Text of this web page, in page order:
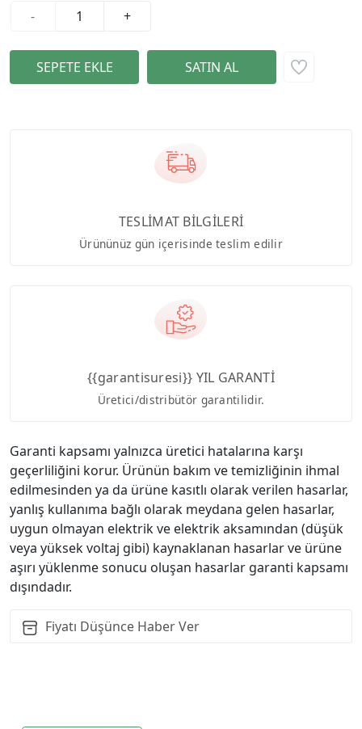
-
+
TESLİMAT BİLGİLERİ
Ürününüz gün içerisinde teslim edilir
{{garantisuresi}} YIL GARANTİ
Üretici/distribütör garantilidir.
Garanti kapsamı yalnızca üretici hatalarına karşı
geçerliliğini korur. Ürünün bakım ve temizliğinin ihmal
edilmesinden ya da ürüne kasıtlı olarak verilen hasarlar,
yanlış kullanıma bağlı olarak meydana gelen hasarlar,
uygun olmayan elektrik ve elektrik aksamından (düşük
veya yüksek voltaj gibi) kaynaklanan hasarlar ve ürüne
aşırı yüklenme sonucu oluşan hasarlar garanti kapsamı
dışındadır.
Fiyatı Düşünce Haber Ver